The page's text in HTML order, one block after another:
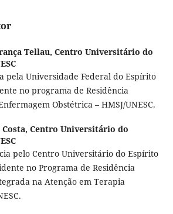
Tellau, Centro Universitário do
pela Universidade Federal do Espírito
no programa de Residência
Obstétrica – HMSJ/UNESC.
Centro Universitário do
pelo Centro Universitário do Espírito
no Programa de Residência
na Atenção em Terapia